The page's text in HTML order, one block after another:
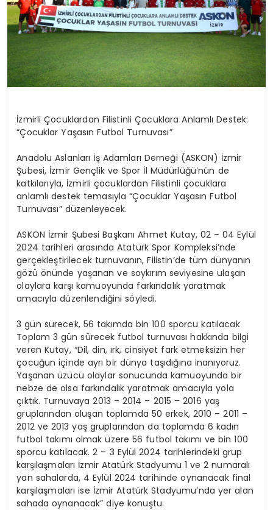
İzmirli Çocuklardan Filistinli Çocuklara Anlamlı Destek:
“Çocuklar Yaşasın Futbol Turnuvası”
Anadolu Aslanları İş Adamları Derneği (ASKON) İzmir
Şubesi, İzmir Gençlik ve Spor İl Müdürlüğü’nün de
katkılarıyla, İzmirli çocuklardan Filistinli çocuklara
anlamlı destek temasıyla “Çocuklar Yaşasın Futbol
Turnuvası” düzenleyecek.
ASKON İzmir Şubesi Başkanı Ahmet Kutay, 02 – 04 Eylül
2024 tarihleri arasında Atatürk Spor Kompleksi’nde
gerçekleştirilecek turnuvanın, Filistin’de tüm dünyanın
gözü önünde yaşanan ve soykırım seviyesine ulaşan
olaylara karşı kamuoyunda farkındalık yaratmak
amacıyla düzenlendiğini söyledi.
3 gün sürecek, 56 takımda bin 100 sporcu katılacak
Toplam 3 gün sürecek futbol turnuvası hakkında bilgi
veren Kutay, “Dil, din, ırk, cinsiyet fark etmeksizin her
çocuğun içinde ayrı bir dünya taşıdığına inanıyoruz.
Yaşanan üzücü olaylar sonucunda kamuoyunda bir
nebze de olsa farkındalık yaratmak amacıyla yola
çıktık. Turnuvaya 2013 – 2014 – 2015 – 2016 yaş
gruplarından oluşan toplamda 50 erkek, 2010 – 2011 –
2012 ve 2013 yaş gruplarından da toplamda 6 kadın
futbol takımı olmak üzere 56 futbol takımı ve bin 100
sporcu katılacak. 2 – 3 Eylül 2024 tarihlerindeki grup
karşılaşmaları İzmir Atatürk Stadyumu 1 ve 2 numaralı
yan sahalarda, 4 Eylül 2024 tarihinde oynanacak final
karşılaşmaları ise İzmir Atatürk Stadyumu’nda yer alan
sahada oynanacak” diye konuştu.